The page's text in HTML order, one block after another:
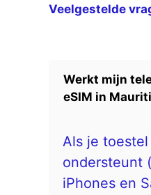
Veelgestelde
Werkt mijn
eSIM in
Als je toestel
ondersteunt
iPhones en